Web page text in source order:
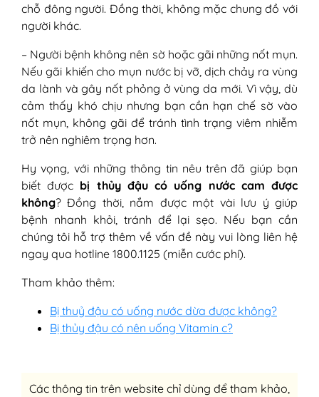
chỗ đông người. Đồng thời, không mặc chung đồ với
người khác.
– Người bệnh không nên sờ hoặc gãi những nốt mụn.
Nếu gãi khiến cho mụn nước bị vỡ, dịch chảy ra vùng
da lành và gây nốt phỏng ở vùng da mới. Vì vậy, dù
cảm thấy khó chịu nhưng bạn cần hạn chế sờ vào
nốt mụn, không gãi để tránh tình trạng viêm nhiễm
trở nên nghiêm trọng hơn.
Hy vọng, với những thông tin nêu trên đã giúp bạn
biết được bị thủy đậu có uống nước cam được
không? Đồng thời, nắm được một vài lưu ý giúp
bệnh nhanh khỏi, tránh để lại sẹo. Nếu bạn cần
chúng tôi hỗ trợ thêm về vấn đề này vui lòng liên hệ
ngay qua hotline 1800.1125 (miễn cước phí).
Tham khảo thêm:
Bị thuỷ đậu có uống nước dừa được không?
Bị thủy đậu có nên uống Vitamin c?
Các thông tin trên website chỉ dùng để tham khảo,